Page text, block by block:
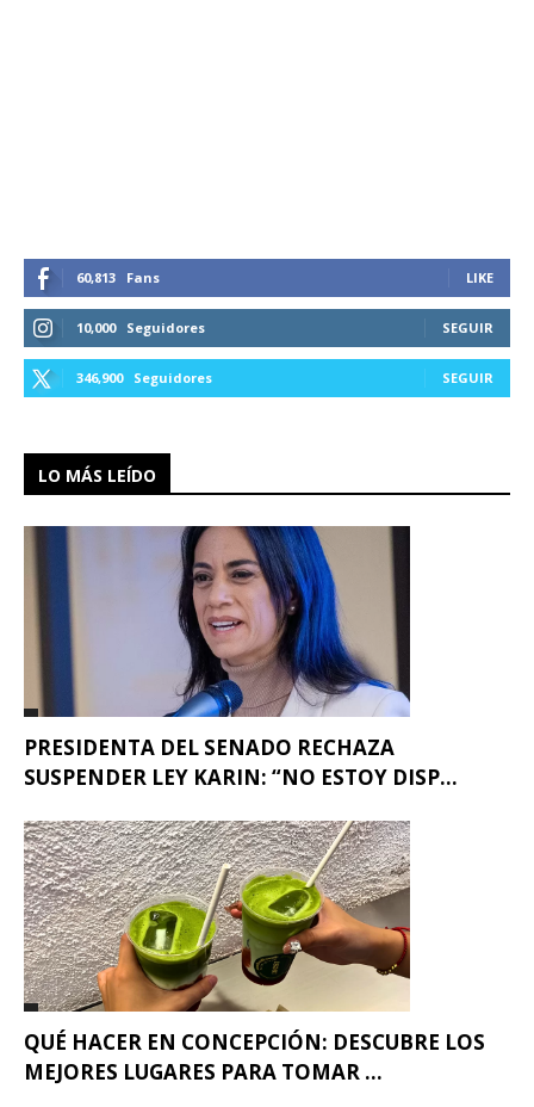
60,813 Fans LIKE
10,000 Seguidores SEGUIR
346,900 Seguidores SEGUIR
LO MÁS LEÍDO
PRESIDENTA DEL SENADO RECHAZA
SUSPENDER LEY KARIN: “NO ESTOY DISP...
QUÉ HACER EN CONCEPCIÓN: DESCUBRE LOS
MEJORES LUGARES PARA TOMAR ...